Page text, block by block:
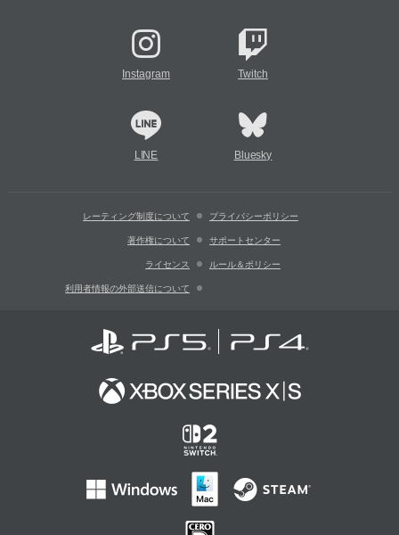
Instagram Twitch
LINE Bluesky
レーティング制度について プライバシーポリシー
著作権について サポートセンター
ライセンス ルール＆ポリシー
利用者情報の外部送信について